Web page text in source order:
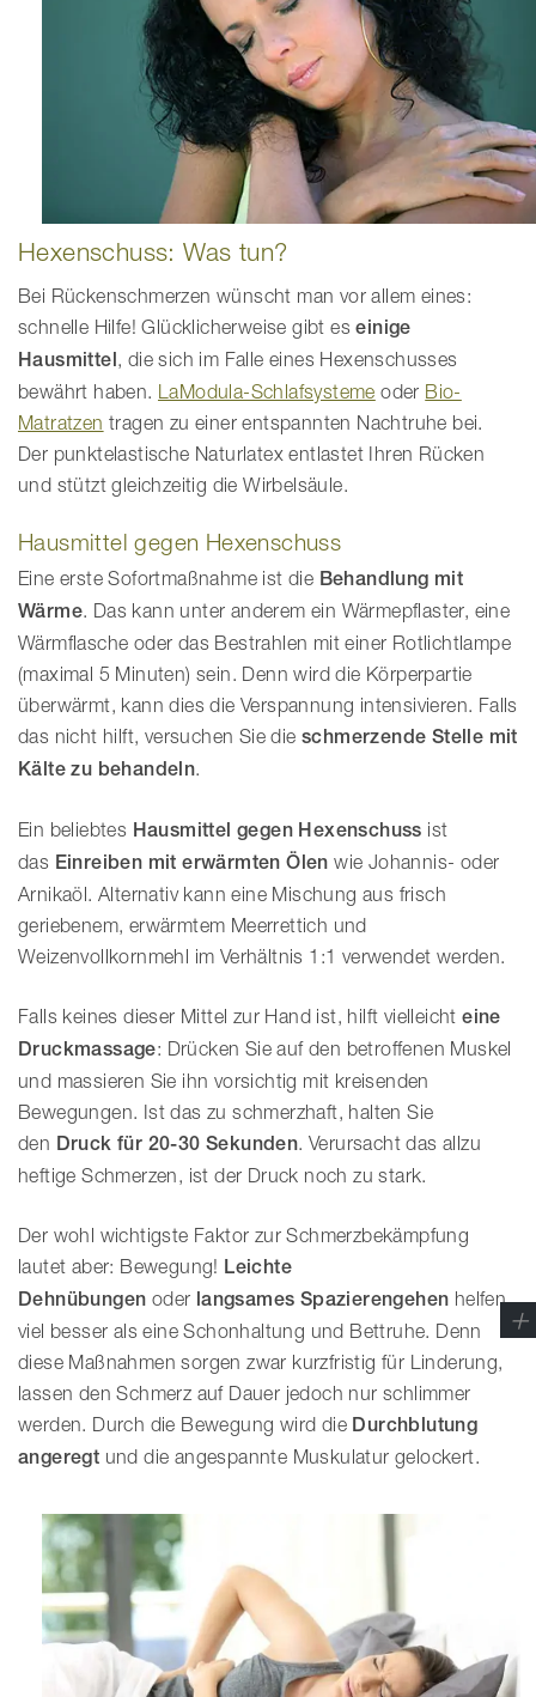
Hexenschuss: Was tun?
Bei Rückenschmerzen wünscht man vor allem eines:
schnelle Hilfe! Glücklicherweise gibt eseinige
Hausmittel , die sich im Falle eines Hexenschusses
bewährt haben. LaModula-Schlafsysteme oder Bio-
Matratzen tragen zu einer entspannten Nachtruhe bei.
Der punktelastische Naturlatex entlastet Ihren Rücken
und stützt gleichzeitig die Wirbelsäule.
Hausmittel gegen Hexenschuss
Eine erste Sofortmaßnahme ist die Behandlung mit
Wärme . Das kann unter anderem ein Wärmepflaster, eine
Wärmflasche oder das Bestrahlen mit einer Rotlichtlampe
(maximal 5 Minuten) sein. Denn wird die Körperpartie
überwärmt, kann dies die Verspannung intensivieren. Falls
das nicht hilft, versuchen Sie die schmerzende Stelle mit
Kälte zu behandeln
Ein beliebtes Hausmittel gegen Hexenschuss ist
das Einreiben mit erwärmten Ölen wie Johannis- oder
Arnikaöl. Alternativ kann eine Mischung aus frisch
geriebenem, erwärmtem Meerrettich und
Weizenvollkornmehl im Verhältnis 1:1 verwendet werden.
Falls keines dieser Mittel zur Hand ist, hilft vielleichteine
Druckmassage: Drücken Sie auf den betroffenen Muskel
und massieren Sie ihn vorsichtig mit kreisenden
Bewegungen. Ist das zu schmerzhaft, halten Sie
den Druck für 20-30 Sekunden . Verursacht das allzu
heftige Schmerzen, ist der Druck noch zu stark.
Der wohl wichtigste Faktor zur Schmerzbekämpfung
lautet aber: Bewegung! Leichte
Dehnübungen oder langsames Spazierengehen helfen
viel besser als eine Schonhaltung und Bettruhe. Denn
diese Maßnahmen sorgen zwar kurzfristig für Linderung,
lassen den Schmerz auf Dauer jedoch nur schlimmer
werden. Durch die Bewegung wird die Durchblutung
angeregt und die angespannte Muskulatur gelockert.